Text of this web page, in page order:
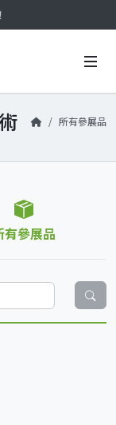
所有參展品
有參展品